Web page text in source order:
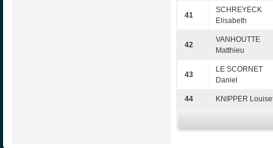
41
SCHREYECK
Elisabeth
42
VANHOUTTE
Matthieu
43
LE SCORNET
Daniel
44 KNIPPER